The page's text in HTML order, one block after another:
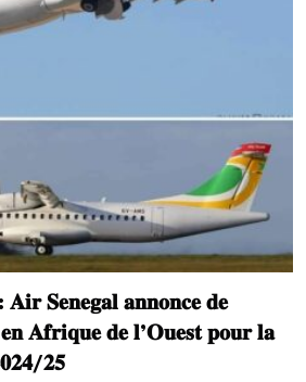
𝐒𝐞𝐧𝐞𝐠𝐚𝐥 𝐚𝐧𝐧𝐨𝐧𝐜𝐞 𝐝𝐞
𝐞𝐧 𝐀𝐟𝐫𝐢𝐪𝐮𝐞 𝐝𝐞 𝐥’𝐎𝐮𝐞𝐬𝐭 𝐩𝐨𝐮𝐫 𝐥𝐚
𝟐𝟓